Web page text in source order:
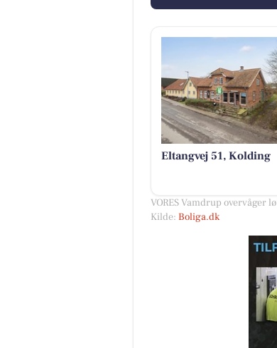
Eltangvej 51, Kolding
VORES Vamdrup overvåger
Kilde: Boliga.dk